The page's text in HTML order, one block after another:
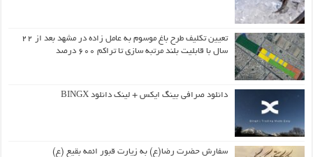
تعیین تکلیف طرح باغ موسوم به عامل زاده در مشهد بعد از ۲۲
سال با قابلیت بلند مرتبه سازی تا تراکم ۶۰۰ درصد
دانلود صرافی بینگ ایکس + لینک دانلود BINGX
سفارش حضرت رضا(ع) به زیارت قبور ائمه بقیع (ع)